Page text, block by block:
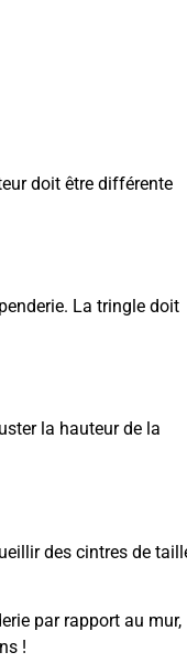
doit être différente
La tringle doit
la hauteur de la
des cintres de
par rapport au mur,
!